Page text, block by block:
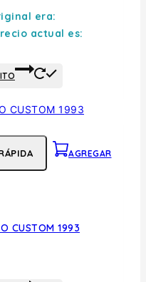
era:
actual es:
AGREGAR
CUSTOM 1993